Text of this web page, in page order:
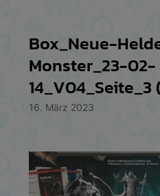
Box_Neue-
Monster_23-02-
14_V04_Seite_3
16. März 2023